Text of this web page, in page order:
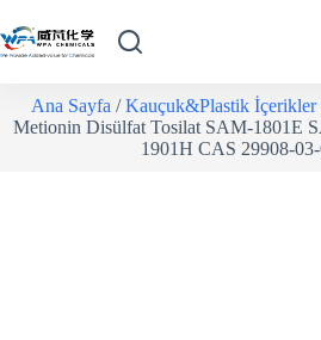
Ana Sayfa /Kauçuk&Plastik İçerikler
Metionin Disülfat Tosilat SAM-1801E
1901H CAS 29908-